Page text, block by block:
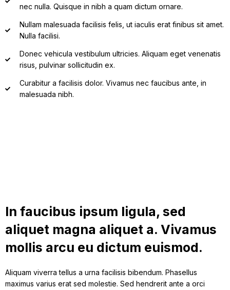
nec nulla. Quisque in nibh a quam dictum ornare.
Nullam malesuada facilisis felis, ut iaculis erat finibus sit amet.
Nulla facilisi.
Donec vehicula vestibulum ultricies. Aliquam eget venenatis
risus, pulvinar sollicitudin ex.
Curabitur a facilisis dolor. Vivamus nec faucibus ante, in
malesuada nibh.
In faucibus ipsum ligula, sed
aliquet magna aliquet a. Vivamus
mollis arcu eu dictum euismod.
Aliquam viverra tellus a urna facilisis bibendum. Phasellus
maximus varius erat sed molestie. Sed hendrerit ante a orci